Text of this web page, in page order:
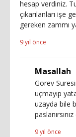
hesap verdiniz.
çıkarılanları işe
gereken zammı
9 yıl önce
Masallah
Gorev
uçmayıp
uzayda bile
9 yıl önce